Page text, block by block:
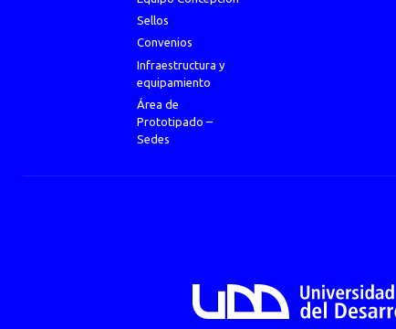
Sellos
Convenios
Infraestructura y
equipamiento
Área de
Prototipado –
Sedes